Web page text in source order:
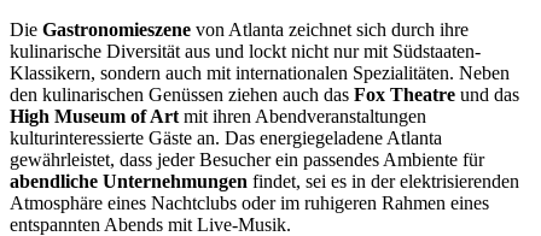
Die Gastronomieszene von Atlanta zeichnet sich durch ihre
kulinarische Diversität aus und lockt nicht nur mit Südstaaten-
Klassikern, sondern auch mit internationalen Spezialitäten. Neben
den kulinarischen Genüssen ziehen auch das Fox Theatre und das
High Museum of Art mit ihren Abendveranstaltungen
kulturinteressierte Gäste an. Das energiegeladene Atlanta
gewährleistet, dass jeder Besucher ein passendes Ambiente für
abendliche Unternehmungen findet, sei es in der elektrisierenden
Atmosphäre eines Nachtclubs oder im ruhigeren Rahmen eines
entspannten Abends mit Live-Musik.